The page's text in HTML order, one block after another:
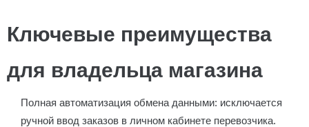
Ключевые преимущества
для владельца магазина
Полная автоматизация обмена данными: исключается
ручной ввод заказов в личном кабинете перевозчика.